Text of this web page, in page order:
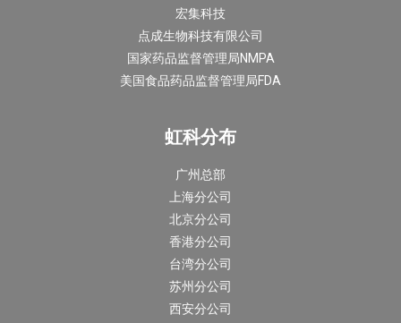
宏集科技
点成生物科技有限公司
国家药品监督管理局NMPA
美国食品药品监督管理局FDA
虹科分布
广州总部
上海分公司
北京分公司
香港分公司
台湾分公司
苏州分公司
西安分公司